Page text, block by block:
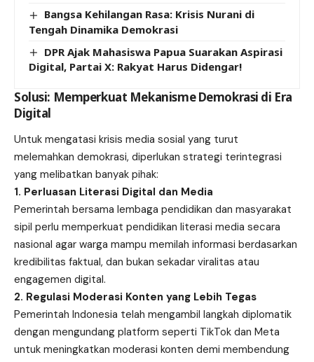
Bangsa Kehilangan Rasa: Krisis Nurani di
Tengah Dinamika Demokrasi
DPR Ajak Mahasiswa Papua Suarakan Aspirasi
Digital, Partai X: Rakyat Harus Didengar!
Solusi: Memperkuat Mekanisme Demokrasi di Era
Digital
Untuk mengatasi krisis media sosial yang turut
melemahkan demokrasi, diperlukan strategi terintegrasi
yang melibatkan banyak pihak:
1. Perluasan Literasi Digital dan Media
Pemerintah bersama lembaga pendidikan dan masyarakat
sipil perlu memperkuat pendidikan literasi media secara
nasional agar warga mampu memilah informasi berdasarkan
kredibilitas faktual, dan bukan sekadar viralitas atau
engagemen digital.
2. Regulasi Moderasi Konten yang Lebih Tegas
Pemerintah Indonesia telah mengambil langkah diplomatik
dengan mengundang platform seperti TikTok dan Meta
untuk meningkatkan moderasi konten demi membendung